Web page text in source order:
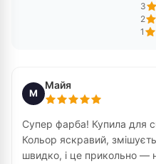
3
2
1
М
Майя
Супер фарба! Купила для
Кольор яскравий,
швидко, і це прикольно —